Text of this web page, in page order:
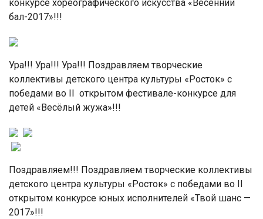
конкурсе хореографического искусства «Весенний
бал-2017»!!!
Ура!!! Ура!!! Ура!!! Поздравляем творческие
коллективы детского центра культуры «Росток» с
победами во II открытом фестивале-конкурсе для
детей «Весёлый жужа»!!!
Поздравляем!!! Поздравляем творческие коллективы
детского центра культуры «Росток» с победами во II
открытом конкурсе юных исполнителей «Твой шанс —
2017»!!!